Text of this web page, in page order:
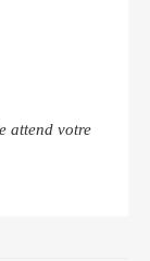
attend votre